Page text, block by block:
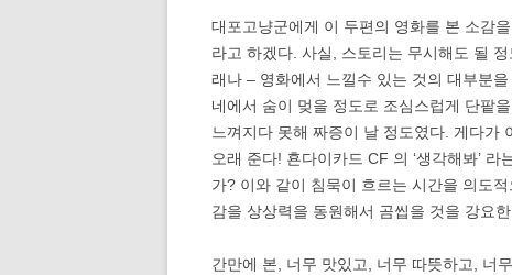
대포고냥군에게 이 두편의 영화를 본 소감
라고 하겠다. 사실, 스토리는 무시해도 될
래나 – 영화에서 느낄수 있는 것의 대부분
네에서 숨이 멎을 정도로 조심스럽게 단팥
느껴지다 못해 짜증이 날 정도였다. 게다가
오래 준다! 횬다이카드 CF 의 ‘생각해봐’
가? 이와 같이 침묵이 흐르는 시간을 의도
감을 상상력을 동원해서 곰씹을 것을 강요한
간만에 본, 너무 맛있고, 너무 따뜻하고, 너